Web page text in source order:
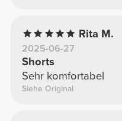
Rita M.
2025-06-27
Shorts
Sehr komfortabel
Siehe Original